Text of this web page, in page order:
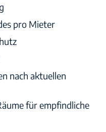
pro Mieter
nach aktuellen
für empfindliche